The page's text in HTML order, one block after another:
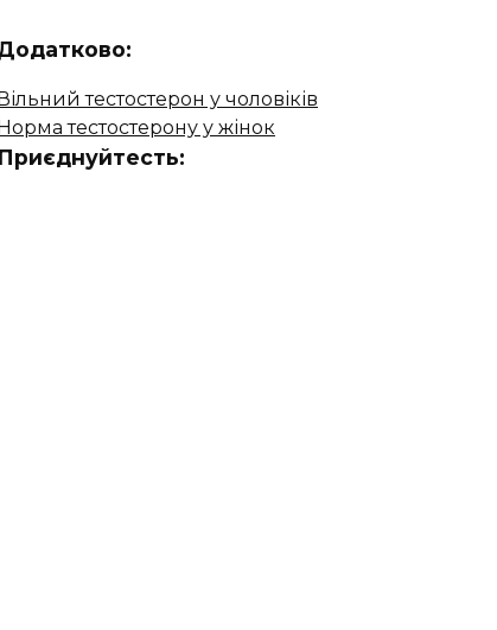
Вільний тестостерон у чоловіків
Норма тестостерону у жінок
Приєднуйтесть: